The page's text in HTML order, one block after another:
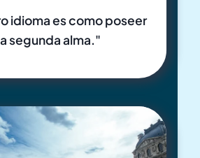
idioma es como poseer
segunda alma."